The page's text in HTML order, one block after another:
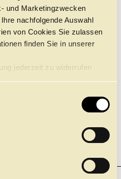
und Marketingzwecken
nachfolgende Auswahl
von Cookies Sie zulassen
finden Sie in unserer
jederzeit zu widerrufen
Jobs Kontakt